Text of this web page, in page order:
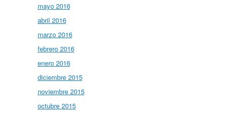
mayo 2016
abril 2016
marzo 2016
febrero 2016
enero 2016
diciembre 2015
noviembre 2015
octubre 2015